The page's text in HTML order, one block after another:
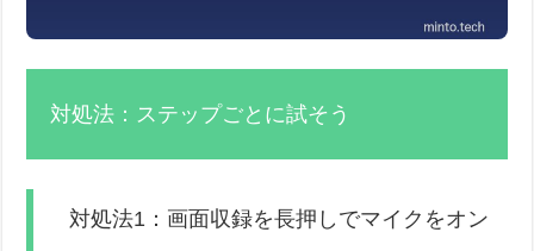
対処法：ステップごとに試そう
対処法1：画面収録を長押しでマイクをオン